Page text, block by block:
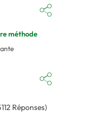
méthode
Réponses)